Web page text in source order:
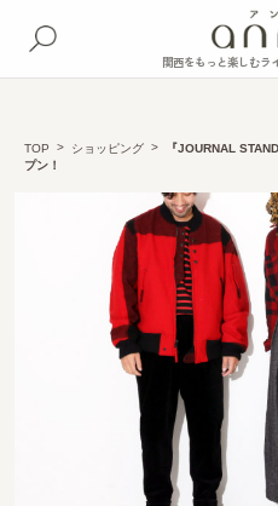
関西をもっと楽しむラ
TOP ショッピング
『JOURNAL
プン！